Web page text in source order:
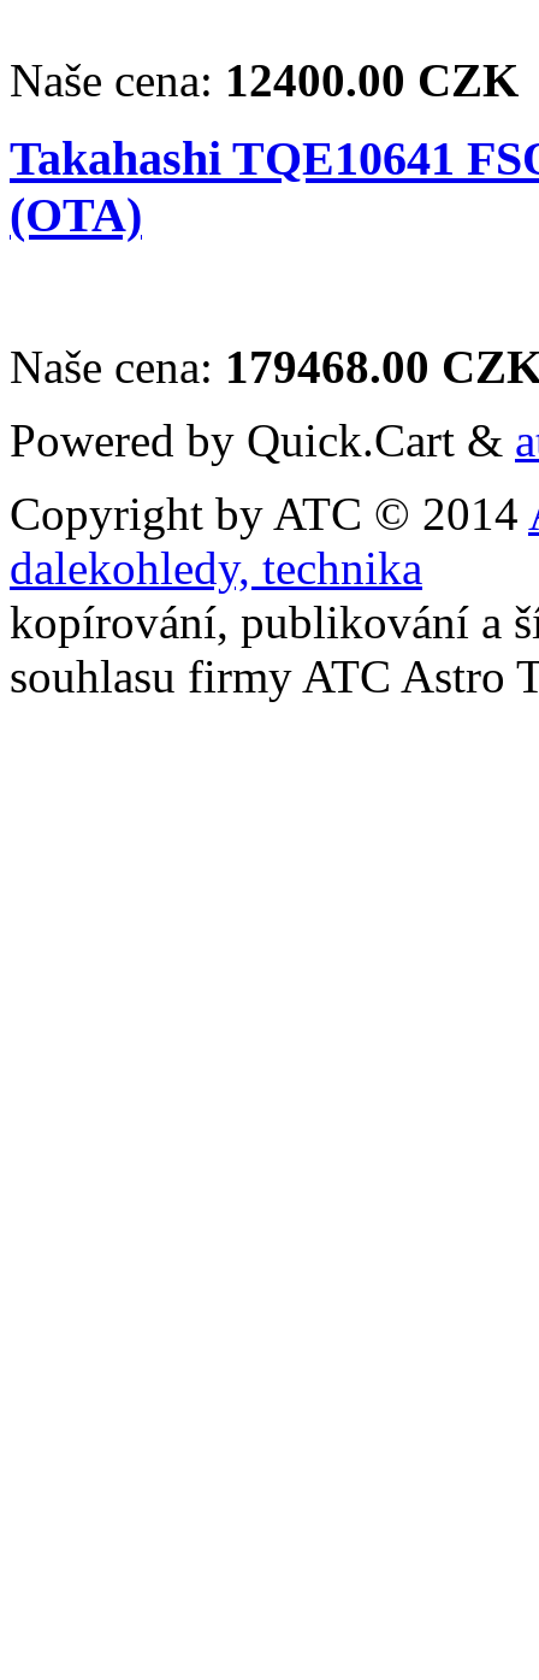
Naše cena: 12400.00 CZK
Takahashi TQE10641
(OTA)
Naše cena: 179468.00
Powered by Quick.Cart &
Copyright by ATC © 2014
dalekohledy, technika
kopírování, publikování a
souhlasu firmy ATC Astro